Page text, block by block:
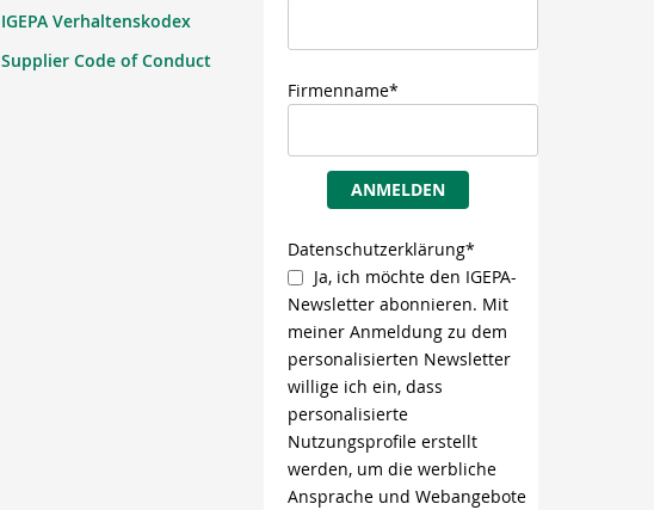
IGEPA Verhaltenskodex
Supplier Code of Conduct
Firmenname*
ANMELDEN
Datenschutzerklärung*
Ja, ich möchte den IGEPA-
Newsletter abonnieren. Mit
meiner Anmeldung zu dem
personalisierten Newsletter
willige ich ein, dass
personalisierte
Nutzungsprofile erstellt
werden, um die werbliche
Ansprache und Webangebote